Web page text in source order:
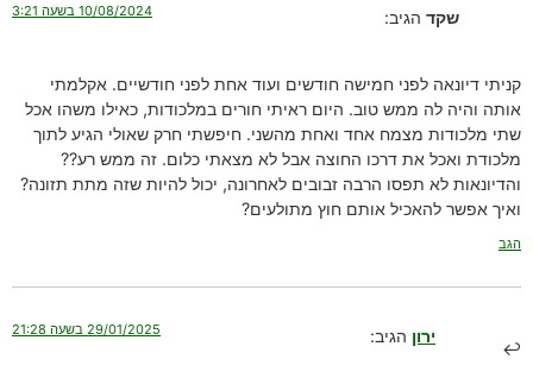
שקד הגיב: 10/08/2024 בשעה 3:21
קניתי דיונאה לפני חמישה חודשים ועוד אחת לפני חודשיים. אקלמתי
אותה והיה לה ממש טוב. היום ראיתי חורים במלכודות, כאילו משהו אכל
שתי מלכודות מצמח אחד ואחת מהשני. חיפשתי חרק שאולי הגיע לתוך
מלכודת ואכל את דרכו החוצה אבל לא מצאתי כלום. זה ממש רע??
והדיונאות לא תפסו הרבה זבובים לאחרונה, יכול להיות שזה מתת תזונה?
ואיך אפשר להאכיל אותם חוץ מתולעים?
הגב
ירון הגיב: 29/01/2025 בשעה 21:28